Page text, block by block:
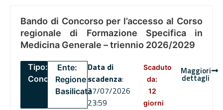
Bando di Concorso per l’accesso al Corso
regionale di Formazione Specifica in
Medicina Generale – triennio 2026/2029
Tipo:
Concorsi
Ente:
Regione
Basilicata
Data di
scadenza:
27/07/2026
23:59
Scaduto
da:
12
giorni
Maggiori
dettagli